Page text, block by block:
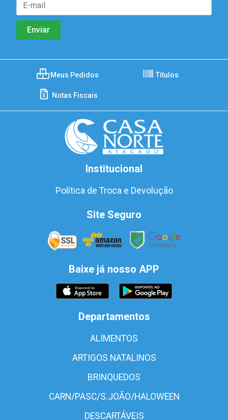
Meus Pedidos Títulos
Notas Fiscais
Institucional
Política de Troca e Devolução
Site Seguro
Baixe já nosso APP
Departamentos
ALIMENTOS
ARTIGOS NATALINOS
BRINQUEDOS
CARN/PASC/S.JOÃO/HALOWEEN
DESCARTÁVEIS